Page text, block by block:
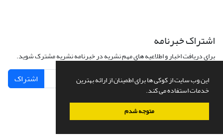
این وب سایت از کوکی ها برای اطمینان از ارائه بهترین
خدمات استفاده می کند.
متوجه شدم
اشتراک خبرنامه
برای دریافت اخبار و اطلاعیه های مهم نشریه در خبرنامه نشریه مشترک شوید.
اشتراک
سامانه مدیریت نشریات علمی.طراحی و پیاده سازی ازسیناوب